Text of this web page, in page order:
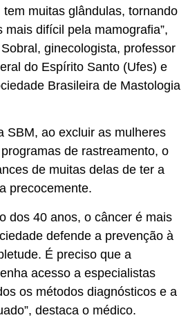
muitas glândulas, tornando
mais difícil pela mamografia”,
ginecologista, professor
do Espírito Santo (Ufes) e
Brasileira de Mastologia
SBM, ao excluir as mulheres
de rastreamento, o
de muitas delas de ter a
precocemente.
dos 40 anos, o câncer é mais
defende a prevenção à
É preciso que a
acesso a especialistas
os métodos diagnósticos e a
destaca o médico.